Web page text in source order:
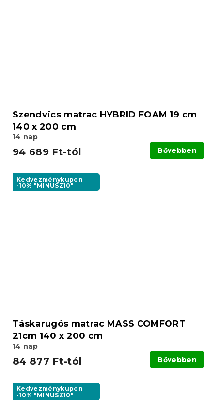
Szendvics matrac HYBRID FOAM 19 cm
140 x 200 cm
14 nap
94 689 Ft-tól Bővebben
Kedvezménykupon
-10% "MINUSZ10"
Táskarugós matrac MASS COMFORT
21cm 140 x 200 cm
14 nap
84 877 Ft-tól Bővebben
Kedvezménykupon
-10% "MINUSZ10"